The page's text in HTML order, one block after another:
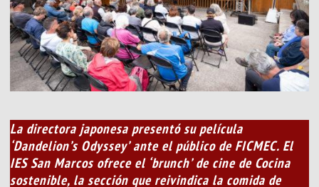
La directora japonesa presentó su película
‘Dandelion’s Odyssey’ ante el público de FICMEC. El
IES San Marcos ofrece el ‘brunch’ de cine de Cocina
sostenible, la sección que reivindica la comida de